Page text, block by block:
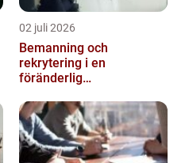
02 juli 2026
Bemanning och
rekrytering i en
föränderlig